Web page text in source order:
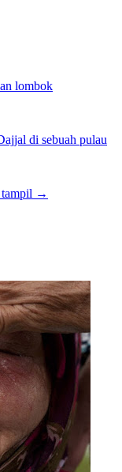
lombok
di sebuah pulau
tampil →